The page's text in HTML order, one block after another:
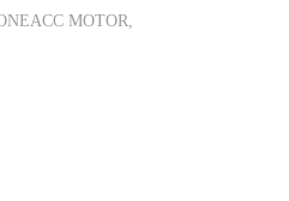
MOTOR,